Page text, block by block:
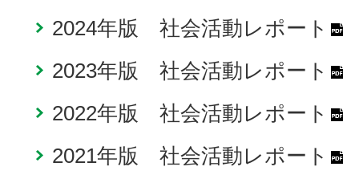
2024年版 社会活動レポート
2023年版 社会活動レポート
2022年版 社会活動レポート
2021年版 社会活動レポート